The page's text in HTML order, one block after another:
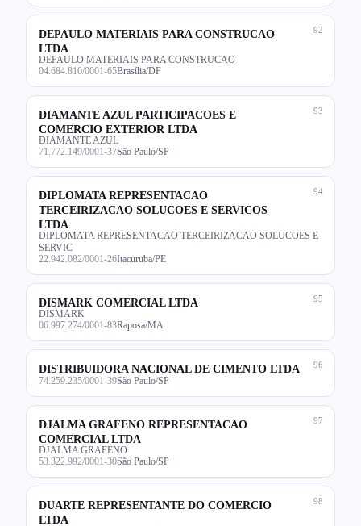
92
DEPAULO MATERIAIS PARA CONSTRUCAO
LTDA
DEPAULO MATERIAIS PARA CONSTRUCAO
04.684.810/0001-65Brasília/DF
93
DIAMANTE AZUL PARTICIPACOES E
COMERCIO EXTERIOR LTDA
DIAMANTE AZUL
71.772.149/0001-37São Paulo/SP
94
DIPLOMATA REPRESENTACAO
TERCEIRIZACAO SOLUCOES E SERVICOS
LTDA
DIPLOMATA REPRESENTACAO TERCEIRIZACAO SOLUCOES E
SERVIC
22.942.082/0001-26Itacuruba/PE
95
DISMARK COMERCIAL LTDA
DISMARK
06.997.274/0001-83Raposa/MA
96
DISTRIBUIDORA NACIONAL DE CIMENTO LTDA
74.259.235/0001-39São Paulo/SP
97
DJALMA GRAFENO REPRESENTACAO
COMERCIAL LTDA
DJALMA GRAFENO
53.322.992/0001-30São Paulo/SP
98
DUARTE REPRESENTANTE DO COMERCIO
LTDA